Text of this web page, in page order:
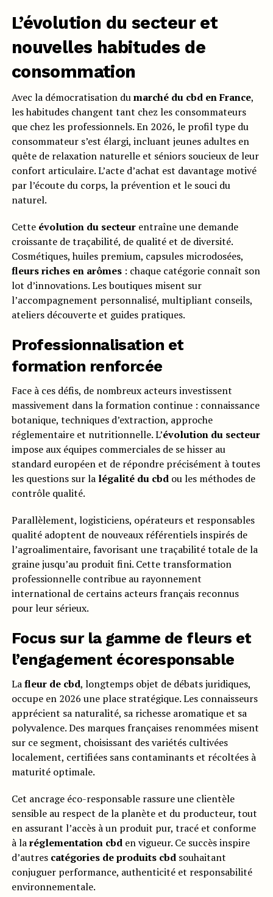
L’évolution du secteur et
nouvelles habitudes de
consommation
Avec la démocratisation dumarché du cbd en France,
les habitudes changent tant chez les consommateurs
que chez les professionnels. En 2026, le profil type du
consommateur s’est élargi, incluant jeunes adultes en
quête de relaxation naturelle et séniors soucieux de leur
confort articulaire. L’acte d’achat est davantage motivé
par l’écoute du corps, la prévention et le souci du
naturel.
Cette évolution du secteurentraîne une demande
croissante de traçabilité, de qualité et de diversité.
Cosmétiques, huiles premium, capsules microdosées,
fleurs riches en arômes: chaque catégorie connaît son
lot d’innovations. Les boutiques misent sur
l’accompagnement personnalisé, multipliant conseils,
ateliers découverte et guides pratiques.
Professionnalisation et
formation renforcée
Face à ces défis, de nombreux acteurs investissent
massivement dans la formation continue : connaissance
botanique, techniques d’extraction, approche
réglementaire et nutritionnelle. L’évolution du secteur
impose aux équipes commerciales de se hisser au
standard européen et de répondre précisément à toutes
les questions sur la légalité du cbdou les méthodes de
contrôle qualité.
Parallèlement, logisticiens, opérateurs et responsables
qualité adoptent de nouveaux référentiels inspirés de
l’agroalimentaire, favorisant une traçabilité totale de la
graine jusqu’au produit fini. Cette transformation
professionnelle contribue au rayonnement
international de certains acteurs français reconnus
pour leur sérieux.
Focus sur la gamme de fleurs et
l’engagement écoresponsable
Lafleur de cbd, longtemps objet de débats juridiques,
occupe en 2026 une place stratégique. Les connaisseurs
apprécient sa naturalité, sa richesse aromatique et sa
polyvalence. Des marques françaises renommées misent
sur ce segment, choisissant des variétés cultivées
localement, certifiées sans contaminants et récoltées à
maturité optimale.
Cet ancrage éco-responsable rassure une clientèle
sensible au respect de la planète et du producteur, tout
en assurant l’accès à un produit pur, tracé et conforme
à laréglementation cbden vigueur. Ce succès inspire
d’autres catégories de produits cbdsouhaitant
conjuguer performance, authenticité et responsabilité
environnementale.